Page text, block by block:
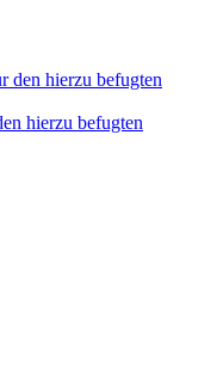
hierzu befugten